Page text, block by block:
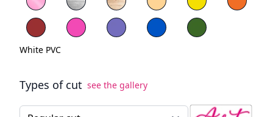
Red PVC
Blue PVC Green PVC
White PVC
Types of cut see the gallery
Type of cut for the LED neon sign